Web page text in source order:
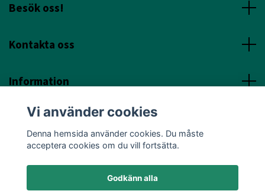
Besök oss!
Kontakta oss
Information
Sociala Media
Vi använder cookies
Denna hemsida använder cookies. Du måste
acceptera cookies om du vill fortsätta.
Godkänn alla